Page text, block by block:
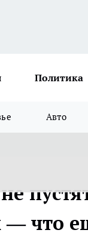
Политика
Авто
— что